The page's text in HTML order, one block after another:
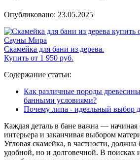
Опубликовано: 23.05.2025
Скамейка для бани из дерева.
Купить от 1 950 руб.
Содержание статьи:
Как различные породы
банными условиями?
Почему липа - идеальный выбор
Каждая деталь в бане важна —
интерьера и заканчивая выбором
Угловая скамейка, в частности, должна
удобной, но и долговечной. В поисках